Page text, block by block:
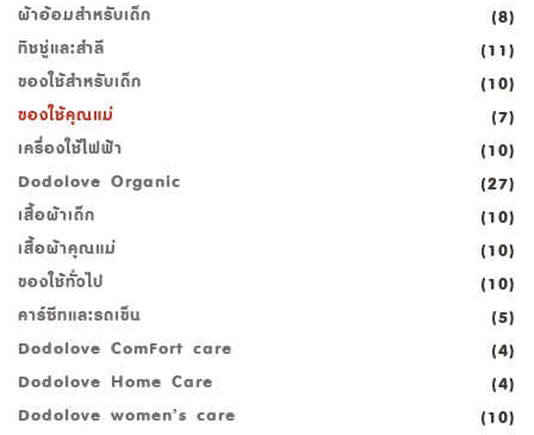
ผ้าอ้อมสำหรับเด็ก
(8)
ทิชชู่และสำลี
(11)
ของใช้สำหรับเด็ก
(10)
ของใช้คุณแม่
(7)
เครื่องใช้ไฟฟ้า
(10)
Dodolove Organic
(27)
เสื้อผ้าเด็ก
(10)
เสื้อผ้าคุณแม่
(10)
ของใช้ทั่วไป
(10)
คาร์ซีทและรถเข็น
(5)
Dodolove ComFort care
(4)
Dodolove Home Care
(4)
Dodolove women’s care
(10)